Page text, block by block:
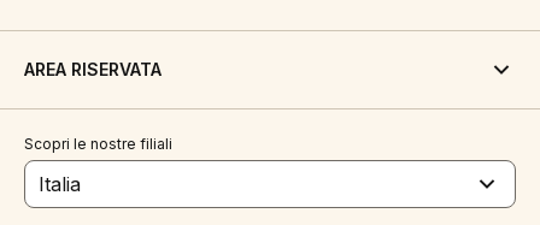
AREA RISERVATA
Scopri le nostre filiali
Italia